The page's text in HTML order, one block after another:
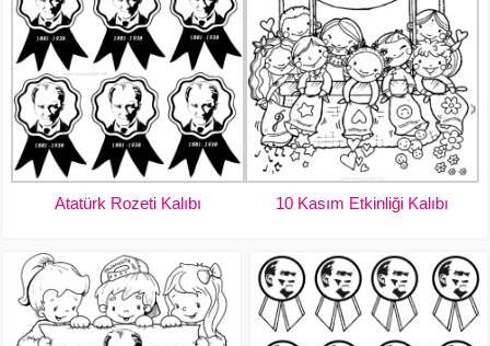
Atatürk Rozeti Kalıbı 10 Kasım Etkinliği Kalıbı